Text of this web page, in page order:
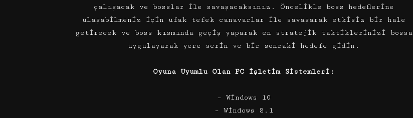
çalışacak ve bosslar ile savaşacaksınız. Öncelikle boss hedeflerine
ulaşabilmeniz için ufak tefek canavarlar ile savaşarak etkisiz bir hale
getirecek ve boss kısmında geçiş yaparak en stratejik taktiklerinizi bossa
uygulayarak yere serin ve bir sonraki hedefe gidin.
Oyuna Uyumlu Olan PC İşletim Sistemleri:
– Windows 10
– Windows 8.1